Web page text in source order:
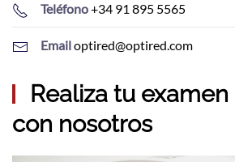
Teléfono+34 91 895 5565
Emailoptired@optired.com
Realiza tu
con nosotros